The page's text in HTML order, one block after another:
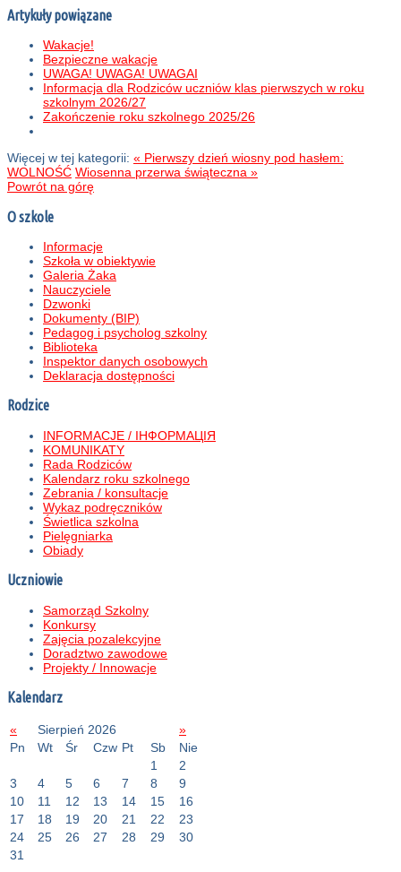
Artykuły powiązane
Wakacje!
Bezpieczne wakacje
UWAGA! UWAGA! UWAGAI
Informacja dla Rodziców uczniów klas pierwszych w roku
szkolnym 2026/27
Zakończenie roku szkolnego 2025/26
Więcej w tej kategorii: « Pierwszy dzień wiosny pod hasłem:
WOLNOŚĆ Wiosenna przerwa świąteczna »
Powrót na górę
O szkole
Informacje
Szkoła w obiektywie
Galeria Żaka
Nauczyciele
Dzwonki
Dokumenty (BIP)
Pedagog i psycholog szkolny
Biblioteka
Inspektor danych osobowych
Deklaracja dostępności
Rodzice
INFORMACJE / ІНФОРМАЦІЯ
KOMUNIKATY
Rada Rodziców
Kalendarz roku szkolnego
Zebrania / konsultacje
Wykaz podręczników
Świetlica szkolna
Pielęgniarka
Obiady
Uczniowie
Samorząd Szkolny
Konkursy
Zajęcia pozalekcyjne
Doradztwo zawodowe
Projekty / Innowacje
Kalendarz
« Sierpień 2026
»
Pn
Wt Śr Czw Pt Sb
Nie
1
2
3
4 5 6 7 8
9
10
11 12 13 14 15
16
17
18 19 20 21 22
23
24
25 26 27 28 29
30
31